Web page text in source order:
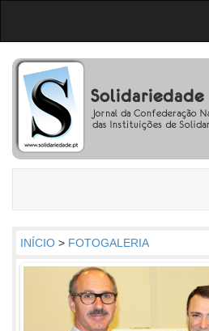
INÍCIO > FOTOGALERIA